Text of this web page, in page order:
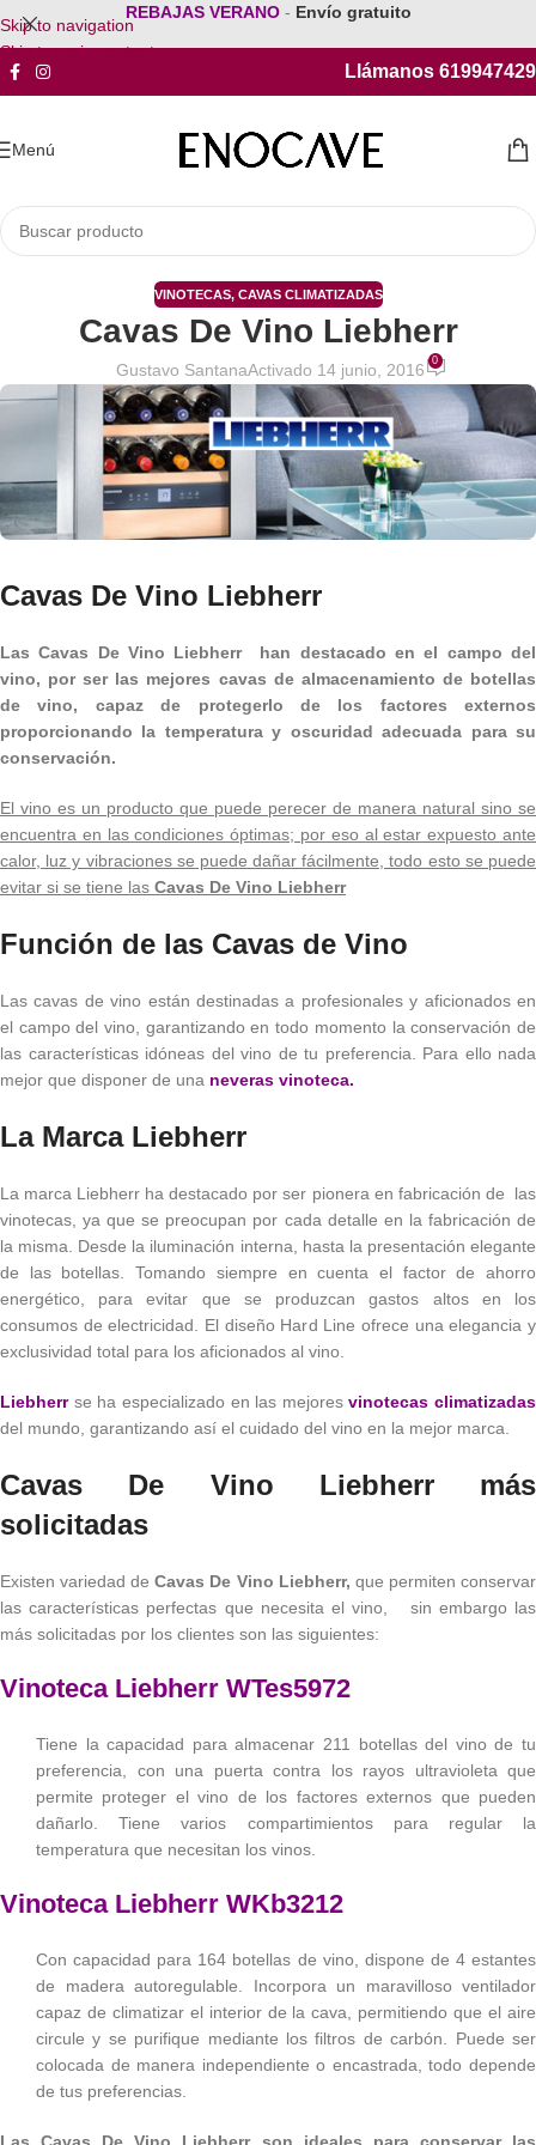
Skip to navigation
Skip to main content
REBAJAS VERANO - Envío gratuito
Llámanos 619947429
Menú
VINOTECAS, CAVAS CLIMATIZADAS
Cavas De Vino Liebherr
Gustavo SantanaActivado 14 junio, 2016 0
Cavas De Vino Liebherr
Las Cavas De Vino Liebherr han destacado en el campo del
vino, por ser las mejores cavas de almacenamiento de botellas
de vino, capaz de protegerlo de los factores externos
proporcionando la temperatura y oscuridad adecuada para su
conservación.
El vino es un producto que puede perecer de manera natural sino se
encuentra en las condiciones óptimas; por eso al estar expuesto ante
calor, luz y vibraciones se puede dañar fácilmente, todo esto se puede
evitar si se tiene las Cavas De Vino Liebherr
Función de las Cavas de Vino
Las cavas de vino están destinadas a profesionales y aficionados en
el campo del vino, garantizando en todo momento la conservación de
las características idóneas del vino de tu preferencia. Para ello nada
mejor que disponer de una neveras vinoteca.
La Marca Liebherr
La marca Liebherr ha destacado por ser pionera en fabricación de las
vinotecas, ya que se preocupan por cada detalle en la fabricación de
la misma. Desde la iluminación interna, hasta la presentación elegante
de las botellas. Tomando siempre en cuenta el factor de ahorro
energético, para evitar que se produzcan gastos altos en los
consumos de electricidad. El diseño Hard Line ofrece una elegancia y
exclusividad total para los aficionados al vino.
Liebherrse ha especializado en las mejoresvinotecas climatizadas
del mundo, garantizando así el cuidado del vino en la mejor marca.
Cavas De Vino Liebherr más
solicitadas
Existen variedad deCavas De Vino Liebherr, que permiten conservar
las características perfectas que necesita el vino,
sin embargo las
más solicitadas por los clientes son las siguientes:
Vinoteca Liebherr WTes5972
Tiene la capacidad para almacenar 211 botellas del vino de tu
preferencia, con una puerta contra los rayos ultravioleta que
permite proteger el vino de los factores externos que pueden
dañarlo. Tiene varios compartimientos para regular la
temperatura que necesitan los vinos.
Vinoteca Liebherr WKb3212
Con capacidad para 164 botellas de vino, dispone de 4 estantes
de madera autoregulable. Incorpora un maravilloso ventilador
capaz de climatizar el interior de la cava, permitiendo que el aire
circule y se purifique mediante los filtros de carbón. Puede ser
colocada de manera independiente o encastrada, todo depende
de tus preferencias.